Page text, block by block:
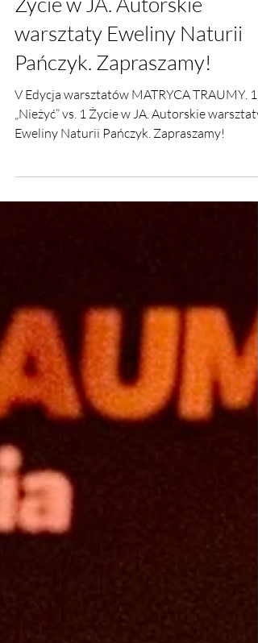
TRAUMY. 11 „Nieżyć” vs. 1
Życie w JA. Autorskie
warsztaty Eweliny Naturii
Pańczyk. Zapraszamy!
V Edycja warsztatów MATRYCA TRAUMY. 11